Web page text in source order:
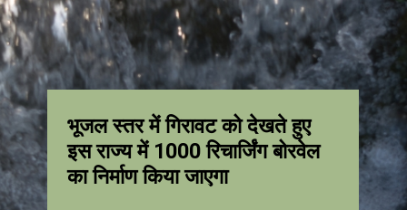
भूजल स्तर में गिरावट को देखते हुए
इस राज्य में 1000 रिचार्जिंग बोरवेल
का निर्माण किया जाएगा